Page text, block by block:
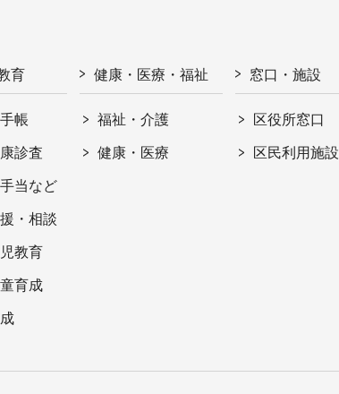
育
帳
診査
当など
・相談
教育
育成
健康・医療・福祉
福祉・介護
健康・医療
窓口・施設
区役所窓口
区民利用施設